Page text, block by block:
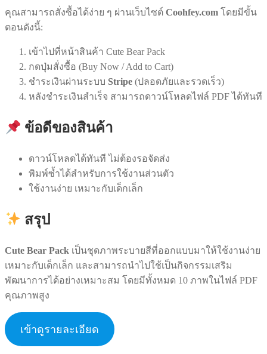
คุณสามารถสั่งซื้อได้ง่าย ๆ ผ่านเว็บไซต์ Coohfey.com โดยมีขั้น
ตอนดังนี้:
เข้าไปที่หน้าสินค้า Cute Bear Pack
กดปุ่มสั่งซื้อ (Buy Now / Add to Cart)
ชำระเงินผ่านระบบ Stripe (ปลอดภัยและรวดเร็ว)
หลังชำระเงินสำเร็จ สามารถดาวน์โหลดไฟล์ PDF ได้ทันที
ข้อดีของสินค้า
ดาวน์โหลดได้ทันที ไม่ต้องรอจัดส่ง
พิมพ์ซ้ำได้สำหรับการใช้งานส่วนตัว
ใช้งานง่าย เหมาะกับเด็กเล็ก
สรุป
Cute Bear Pack เป็นชุดภาพระบายสีที่ออกแบบมาให้ใช้งานง่าย
เหมาะกับเด็กเล็ก และสามารถนำไปใช้เป็นกิจกรรมเสริม
พัฒนาการได้อย่างเหมาะสม โดยมีทั้งหมด 10 ภาพในไฟล์ PDF
คุณภาพสูง
เข้าดูรายละเอียด